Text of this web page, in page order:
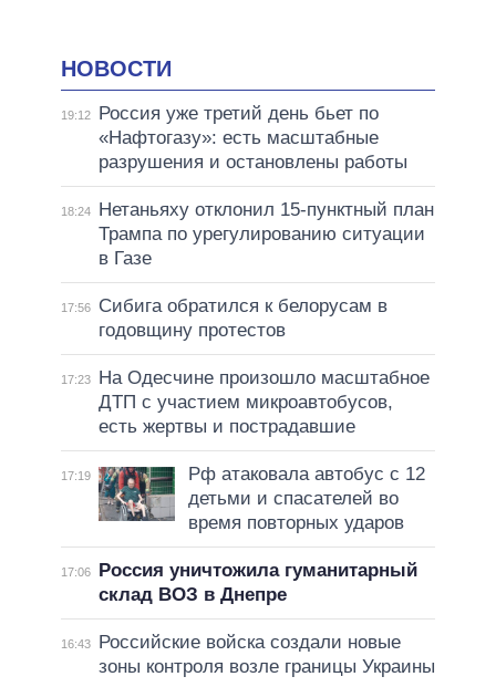
НОВОСТИ
19:12
Россия уже третий день бьет по
«Нафтогазу»: есть масштабные
разрушения и остановлены работы
18:24
Нетаньяху отклонил 15-пунктный план
Трампа по урегулированию ситуации
в Газе
17:56
Сибига обратился к белорусам в
годовщину протестов
17:23
На Одесчине произошло масштабное
ДТП с участием микроавтобусов,
есть жертвы и пострадавшие
17:19
Рф атаковала автобус с 12
детьми и спасателей во
время повторных ударов
17:06
Россия уничтожила гуманитарный
склад ВОЗ в Днепре
16:43
Российские войска создали новые
зоны контроля возле границы Украины